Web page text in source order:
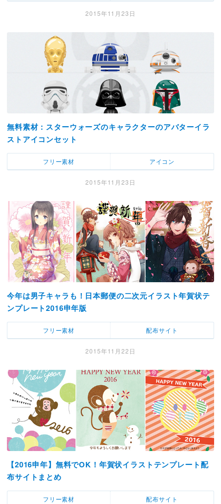
2015年11月23日
無料素材：スターウォーズのキャラクターのアバターイラ
ストアイコンセット
フリー素材 アイコン
2015年11月23日
今年は男子キャラも！日本郵便の二次元イラスト年賀状テ
ンプレート2016申年版
フリー素材 配布サイト
2015年11月22日
【2016申年】無料でOK！年賀状イラストテンプレート配
布サイトまとめ
フリー素材 配布サイト